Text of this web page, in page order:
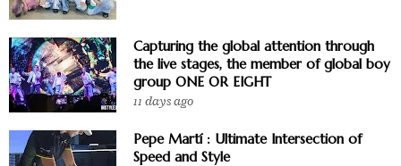
Capturing the global attention through
the live stages, the member of global boy
group ONE OR EIGHT
11 days ago
Pepe Martí : Ultimate Intersection of
Speed and Style